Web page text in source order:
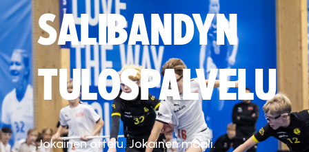
SALIBANDYN
TULOSPALVELU
Jokainen ottelu. Jokainen maali.